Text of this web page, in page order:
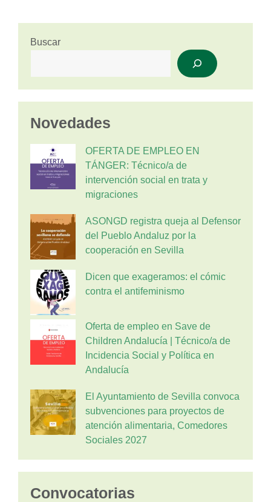
Buscar
Novedades
OFERTA DE EMPLEO EN
TÁNGER: Técnico/a de
intervención social en trata y
migraciones
ASONGD registra queja al Defensor
del Pueblo Andaluz por la
cooperación en Sevilla
Dicen que exageramos: el cómic
contra el antifeminismo
Oferta de empleo en Save de
Children Andalucía | Técnico/a de
Incidencia Social y Política en
Andalucía
El Ayuntamiento de Sevilla convoca
subvenciones para proyectos de
atención alimentaria, Comedores
Sociales 2027
Convocatorias